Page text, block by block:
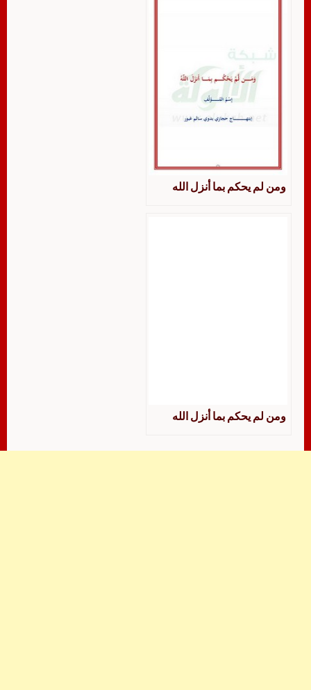
ومن لم يحكم بما أنزل الله
ومن لم يحكم بما أنزل الله